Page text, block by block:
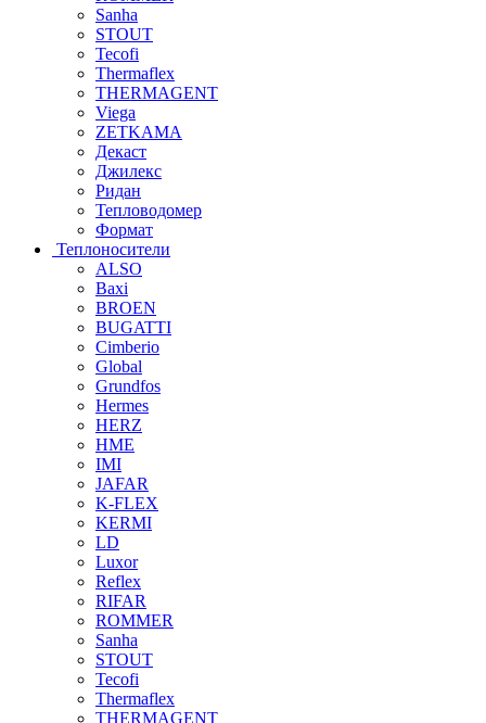
Sanha
STOUT
Tecofi
Thermaflex
THERMAGENT
Viega
ZETKAMA
Декаст
Джилекс
Ридан
Тепловодомер
Формат
Теплоносители
ALSO
Baxi
BROEN
BUGATTI
Cimberio
Global
Grundfos
Hermes
HERZ
HME
IMI
JAFAR
K-FLEX
KERMI
LD
Luxor
Reflex
RIFAR
ROMMER
Sanha
STOUT
Tecofi
Thermaflex
THERMAGENT